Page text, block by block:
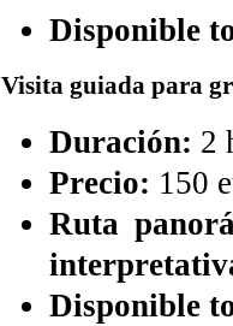
Disponible
Visita guiada para
Duración: 2
Precio: 150
Ruta
Disponible